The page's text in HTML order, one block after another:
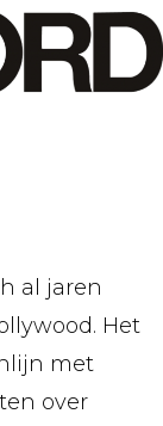
al jaren
Het
met
over